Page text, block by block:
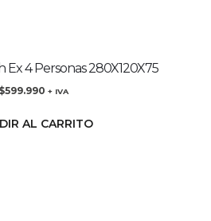
Ex 4 Personas 280X120X75
$599.990 + IVA
AL CARRITO